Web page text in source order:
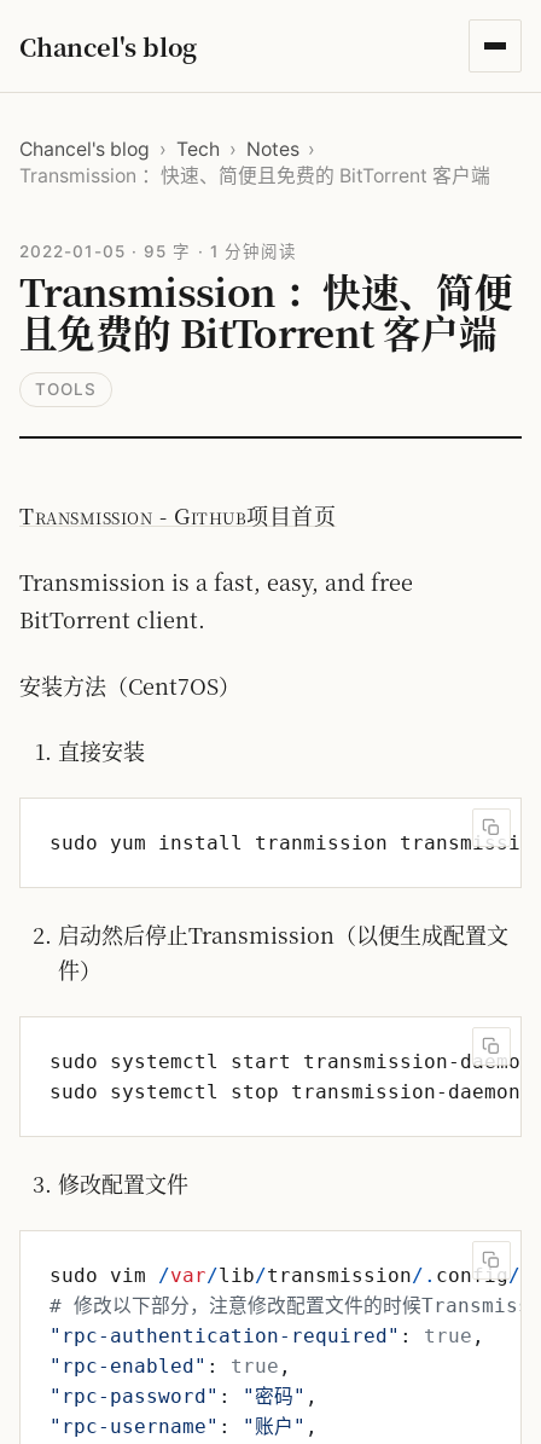
Chancel's blog
Chancel's blog › Tech › Notes ›
Transmission ：快速、简便且免费的 BitTorrent 客户端
2022-01-05 · 95 字 · 1 分钟阅读
Transmission ：快速、简便
且免费的 BitTorrent 客户端
TOOLS
Transmission - Github项目首页
Transmission is a fast, easy, and free
BitTorrent client.
安装方法（Cent7OS）
直接安装
启动然后停止Transmission（以便生成配置文
件）
修改配置文件
sudo vim /var/lib/transmission/ . config/
# 修改以下部分，注意修改配置文件的时候
" rpc-authentication-required" : true ,
" rpc-enabled" : true ,
" rpc-password" : " 密码" ,
" rpc-username" : " 账户 " ,